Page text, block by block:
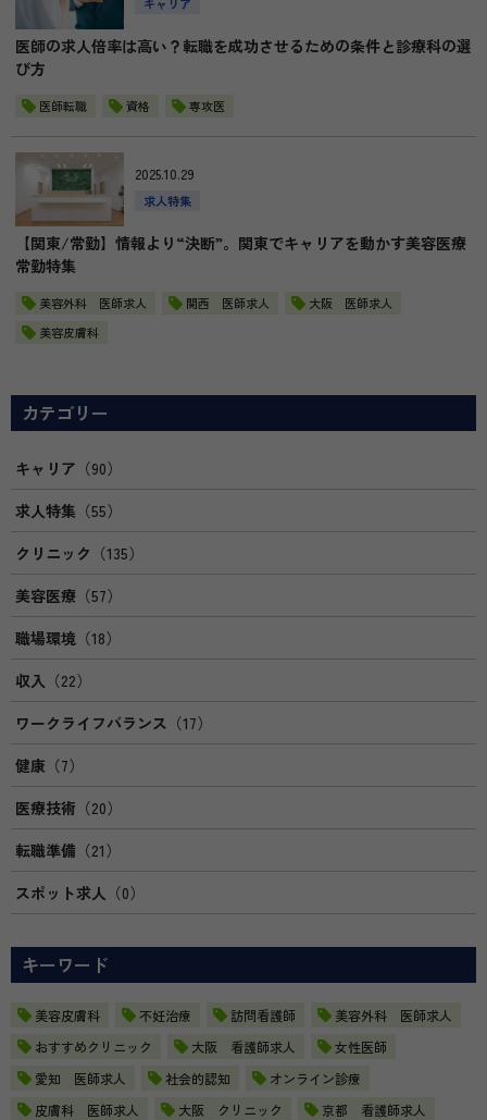
キャリア
医師の求人倍率は高い？転職を成功させるための条件と診療科の選
び方
医師転職 資格 専攻医
2025.10.29
求人特集
【関東/常勤】情報より“決断”。関東でキャリアを動かす美容医療
常勤特集
美容外科 医師求人 関西 医師求人
大阪 医師求人
美容皮膚科
カテゴリー
キャリア （90）
求人特集 （55）
クリニック （135）
美容医療 （57）
職場環境 （18）
収入 （22）
ワークライフバランス （17）
健康 （7）
医療技術 （20）
転職準備 （21）
スポット求人 （0）
キーワード
美容皮膚科 不妊治療 訪問看護師
美容外科 医師求人
おすすめクリニック
大阪 看護師求人
女性医師
愛知 医師求人
社会的認知
オンライン診療
皮膚科 医師求人
大阪 クリニック
京都 看護師求人